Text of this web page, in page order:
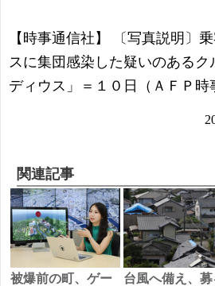
【時事通信社】 〔写真説明〕
スに集団感染した疑いのあるク
ディウス」＝１０日（ＡＦＰ時
関連記事
被爆前の町、ゲー
台風へ備え、募